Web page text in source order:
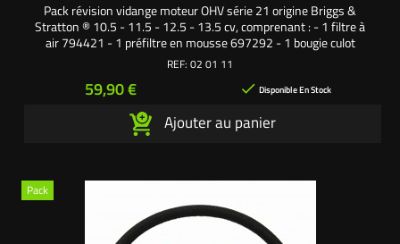
Pack révision vidange moteur OHV série 21 origine Briggs &
Stratton ® 10.5 - 11.5 - 12.5 - 13.5 cv, comprenant : - 1 filtre à
air 794421 - 1 préfiltre en mousse 697292 - 1 bougie culot
long OHV 992304 - 1 huile moteur SAE 30 1,4 litre 100006E
L'autoporté.com ®
REF: 02 01 11
Prix
59,90 €  Disponible En Stock
Ajouter au panier
Pack